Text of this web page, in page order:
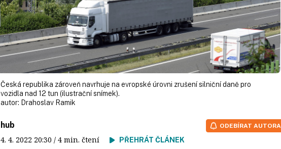
Česká republika zároveň navrhuje na evropské úrovni zrušení silniční daně pro
vozidla nad 12 tun (ilustrační snímek).
autor: Drahoslav Ramik
hub
4. 4. 2022 20:30 / 4 min. čtení PŘEHRÁT ČLÁNEK
ODEBÍRAT AUTORA